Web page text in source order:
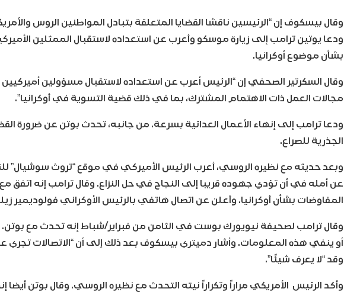
وقال بيسكوف إن “الرئيسين ناقشا القضايا المتعلقة بتبادل المواطنين الروس
ودعا يوتين ترامب إلى زيارة موسكو وأعرب عن استعداده لاستقبال الممثلين
بشأن موضوع أوكرانيا.
وقال السكرتير الصحفي إن “الرئيس أعرب عن استعداده لاستقبال مسؤولين
مجالات العمل ذات الاهتمام المشترك، بما في ذلك قضية التسوية في أوكرانيا”.
ودعا ترامب إلى إنهاء الأعمال العدائية بسرعة. من جانبه، تحدث بوتن عن ضرورة
الجذرية للصراع.
وبعد حديثه مع نظيره الروسي، أعرب الرئيس الأميركي في موقع “تروث سوشيال”
عن أمله في أن تؤدي جهوده قريبا إلى النجاح في حل النزاع. وقال ترامب إنه اتفق
المفاوضات بشأن أوكرانيا. وأعلن عن اتصال هاتفي بالرئيس الأوكراني فولوديمير
وقال ترامب لصحيفة نيويورك بوست في الثامن من فبراير/شباط إنه تحدث مع بوتن.
أو ينفي هذه المعلومات. وأشار دميتري بيسكوف بعد ذلك إلى أن “الاتصالات تجري
وقد “لا يعرف شيئًا”.
وأكد الرئيس الأمريكي مراراً وتكراراً نيته التحدث مع نظيره الروسي. وقال بوتن أيضا